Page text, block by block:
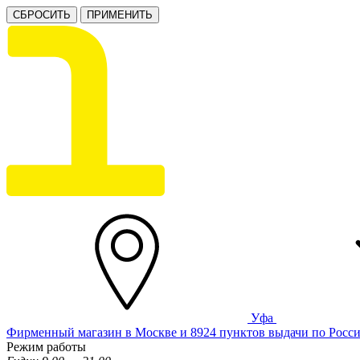
СБРОСИТЬ ПРИМЕНИТЬ
Уфа
Фирменный магазин в Москве и 8924 пунктов выдачи по
Режим работы